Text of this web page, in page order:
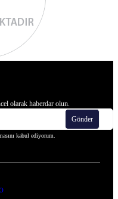
olarak haberdar olun.
Gönder
kabul ediyorum.